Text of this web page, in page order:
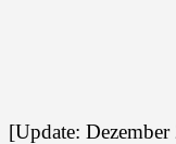
[Update: